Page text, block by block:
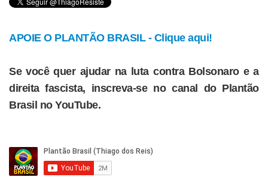
APOIE O PLANTÃO BRASIL - Clique aqui!
Se você quer ajudar na luta contra Bolsonaro e a
direita fascista, inscreva-se no canal do Plantão
Brasil no YouTube.